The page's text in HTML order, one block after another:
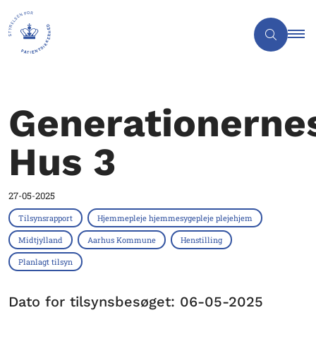
Hus 3
27-05-2025
Tilsynsrapport Hjemmepleje hjemmesygepleje plejehjem
Midtjylland Aarhus Kommune Henstilling
Planlagt tilsyn
Dato for tilsynsbesøget: 06-05-2025